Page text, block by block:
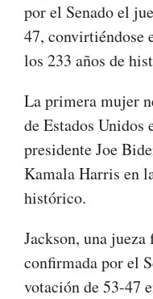
por el Senado el
47, convirtiéndose
los 233 años de
La primera mujer
de Estados Unidos
presidente Joe
Kamala Harris en
histórico.
Jackson, una
confirmada por el
votación de 53-47